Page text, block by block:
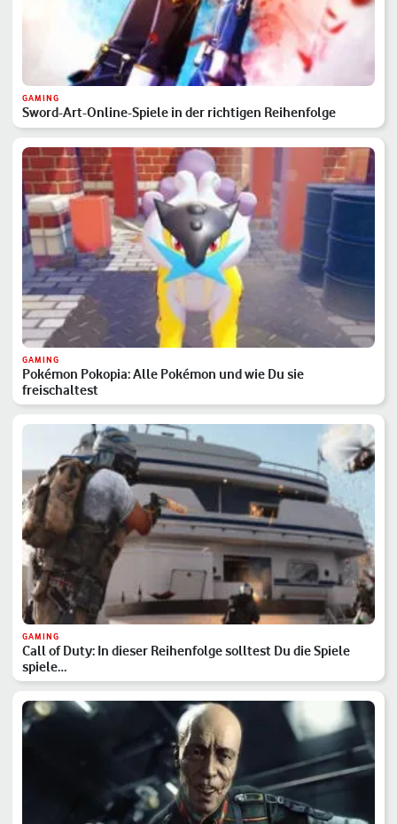
GAMING
Sword-Art-Online-Spiele in der richtigen Reihenfolge
GAMING
Pokémon Pokopia: Alle Pokémon und wie Du sie
freischaltest
GAMING
Call of Duty: In dieser Reihenfolge solltest Du die Spiele
spiele…